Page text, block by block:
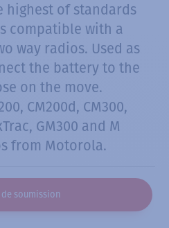
highest of standards
compatible with a
way radios. Used as
the battery to the
on the move.
CM200d, CM300,
GM300 and M
from Motorola.
de soumission